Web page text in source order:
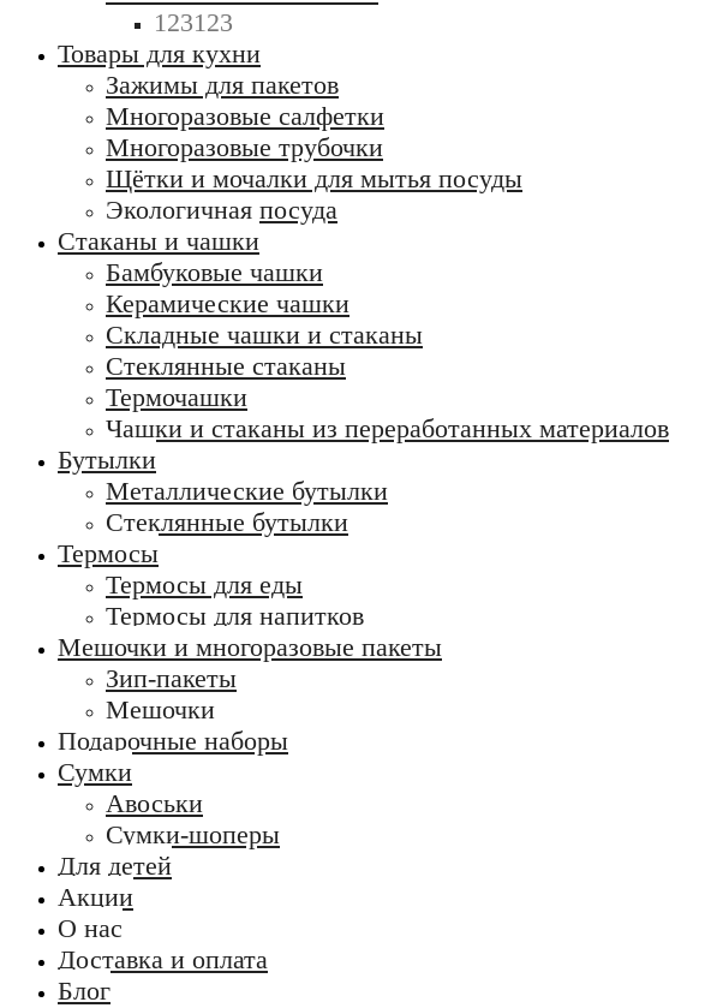
123123
Товары для кухни
Зажимы для пакетов
Многоразовые салфетки
Многоразовые трубочки
Щётки и мочалки для мытья посуды
Экологичная посуда
Стаканы и чашки
Бамбуковые чашки
Керамические чашки
Складные чашки и стаканы
Стеклянные стаканы
Термочашки
Чашки и стаканы из переработанных материалов
Бутылки
Металлические бутылки
Стеклянные бутылки
Термосы
Термосы для еды
Термосы для напитков
Мешочки и многоразовые пакеты
Зип-пакеты
Мешочки
Подарочные наборы
Сумки
Авоськи
Сумки-шоперы
Для детей
Акции
О нас
Доставка и оплата
Блог